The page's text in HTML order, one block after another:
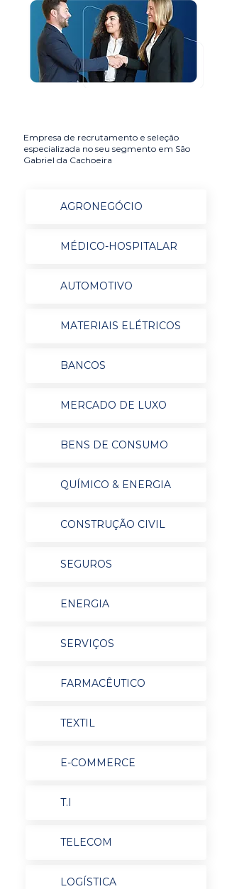
Empresa de recrutamento e seleção
especializada no seu segmento em São
Gabriel da Cachoeira
AGRONEGÓCIO
MÉDICO-HOSPITALAR
AUTOMOTIVO
MATERIAIS ELÉTRICOS
BANCOS
MERCADO DE LUXO
BENS DE CONSUMO
QUÍMICO & ENERGIA
CONSTRUÇÃO CIVIL
SEGUROS
ENERGIA
SERVIÇOS
FARMACÊUTICO
TEXTIL
E-COMMERCE
T.I
TELECOM
LOGÍSTICA